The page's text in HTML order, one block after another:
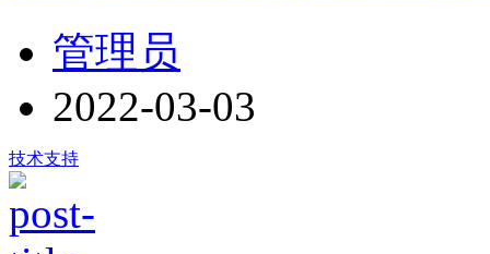
管理员
2022-03-03
技术支持